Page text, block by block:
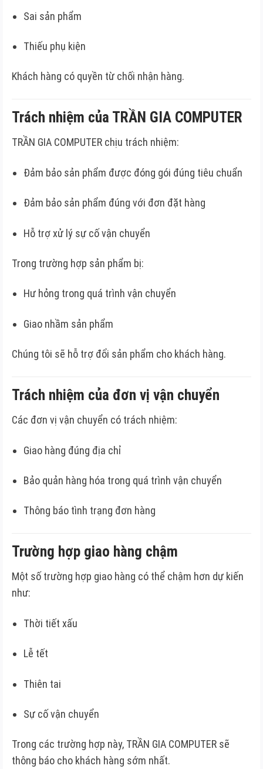
Sai sản phẩm
Thiếu phụ kiện
Khách hàng có quyền từ chối nhận hàng.
Trách nhiệm của TRẦN GIA COMPUTER
TRẦN GIA COMPUTER chịu trách nhiệm:
Đảm bảo sản phẩm được đóng gói đúng tiêu chuẩn
Đảm bảo sản phẩm đúng với đơn đặt hàng
Hỗ trợ xử lý sự cố vận chuyển
Trong trường hợp sản phẩm bị:
Hư hỏng trong quá trình vận chuyển
Giao nhầm sản phẩm
Chúng tôi sẽ hỗ trợ đổi sản phẩm cho khách hàng.
Trách nhiệm của đơn vị vận chuyển
Các đơn vị vận chuyển có trách nhiệm:
Giao hàng đúng địa chỉ
Bảo quản hàng hóa trong quá trình vận chuyển
Thông báo tình trạng đơn hàng
Trường hợp giao hàng chậm
Một số trường hợp giao hàng có thể chậm hơn dự kiến
như:
Thời tiết xấu
Lễ tết
Thiên tai
Sự cố vận chuyển
Trong các trường hợp này, TRẦN GIA COMPUTER sẽ
thông báo cho khách hàng sớm nhất.